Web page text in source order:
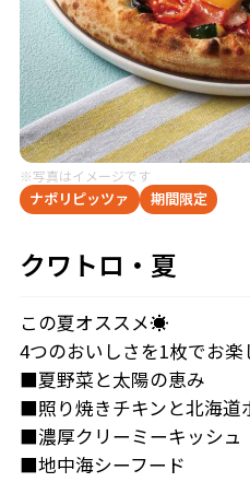
※写真はイメージです
ナポリピッツァ 期間限定
クワトロ・夏
この夏オススメ☀
4つのおいしさを1枚でお
■夏野菜と太陽の恵み
■照り焼きチキンと北海道
■濃厚クリーミーキッシュ
■地中海シーフード